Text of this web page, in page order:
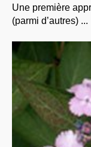
Une première
(parmi d’autres) ...